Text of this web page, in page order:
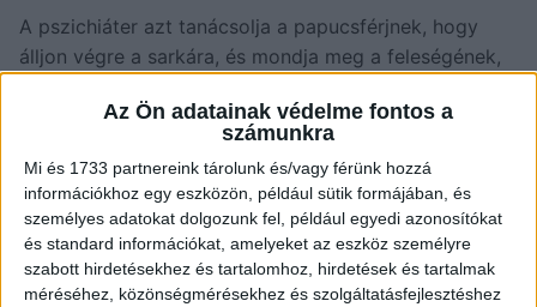
Az Ön adatainak védelme fontos a
számunkra
Mi és 1733 partnereink tárolunk és/vagy férünk hozzá
információkhoz egy eszközön, például sütik formájában, és
személyes adatokat dolgozunk fel, például egyedi azonosítókat
és standard információkat, amelyeket az eszköz személyre
szabott hirdetésekhez és tartalomhoz, hirdetések és tartalmak
méréséhez, közönségmérésekhez és szolgáltatásfejlesztéshez
A pszichiáter azt tanácsolja a papucsférjnek, hogy
álljon végre a sarkára, és mondja meg a feleségének,
Fickó hazamegy, bevágja az ajtót és kiabálni kezd a
– Mostantól én parancsolok! Azonnal vacsorázni
akarok, aztán felmész és kikészíted a ruhámat, mert
este a haverokkal kocsmázni megyek, te pedig itthon
maradsz és kitakarítasz!